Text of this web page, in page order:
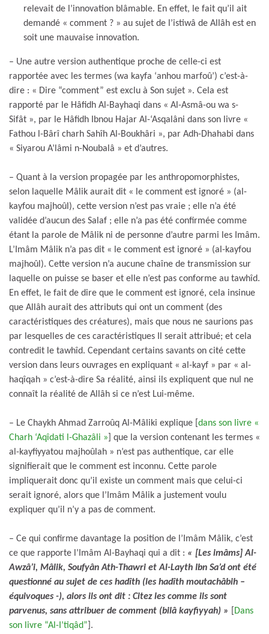
relevait de l’innovation blâmable. En effet, le fait qu’il ait
demandé « comment ? » au sujet de l’istiwâ de Allâh est en
soit une mauvaise innovation.
– Une autre version authentique proche de celle-ci est
rapportée avec les termes (wa kayfa ‘anhou marfoû’) c’est-à-
dire : « Dire “comment” est exclu à Son sujet ». Cela est
rapporté par le Hâfidh Al-Bayhaqi dans « Al-Asmâ-ou wa s-
Sifât », par le Hâfidh Ibnou Hajar Al-‘Asqalâni dans son livre «
Fathou l-Bârî charh Sahîh Al-Boukhâri », par Adh-Dhahabi dans
« Siyarou A’lâmi n-Noubalâ » et d’autres.
– Quant à la version propagée par les anthropomorphistes,
selon laquelle Mâlik aurait dit « le comment est ignoré » (al-
kayfou majhoûl), cette version n’est pas vraie ; elle n’a été
validée d’aucun des Salaf ; elle n’a pas été confirmée comme
étant la parole de Mâlik ni de personne d’autre parmi les Imâm.
L’Imâm Mâlik n’a pas dit « le comment est ignoré » (al-kayfou
majhoûl). Cette version n’a aucune chaîne de transmission sur
laquelle on puisse se baser et elle n’est pas conforme au tawhîd.
En effet, le fait de dire que le comment est ignoré, cela insinue
que Allâh aurait des attributs qui ont un comment (des
caractéristiques des créatures), mais que nous ne saurions pas
par lesquelles de ces caractéristiques Il serait attribué; et cela
contredit le tawhîd. Cependant certains savants on cité cette
version dans leurs ouvrages en expliquant « al-kayf » par « al-
haqîqah » c’est-à-dire Sa réalité, ainsi ils expliquent que nul ne
connaît la réalité de Allâh si ce n’est Lui-même.
– Le Chaykh Ahmad Zarroûq Al-Mâliki explique [ dans son livre «
Charh ‘Aqîdati l-Ghazâli » ] que la version contenant les termes «
al-kayfiyyatou majhoûlah » n’est pas authentique, car elle
signifierait que le comment est inconnu. Cette parole
impliquerait donc qu’il existe un comment mais que celui-ci
serait ignoré, alors que l’Imâm Mâlik a justement voulu
expliquer qu’il n’y a pas de comment.
– Ce qui confirme davantage la position de l’Imâm Mâlik, c’est
ce que rapporte l’Imâm Al-Bayhaqi qui a dit : « [Les imâms] Al-
Awzâ’i, Mâlik, Soufyân Ath-Thawri et Al-Layth Ibn Sa’d ont été
questionné au sujet de ces hadîth (les hadîth moutachâbih –
équivoques -), alors ils ont dit : Citez les comme ils sont
parvenus, sans attribuer de comment (bilâ kayfiyyah) »
Dans
son livre “Al-I’tiqâd” ].